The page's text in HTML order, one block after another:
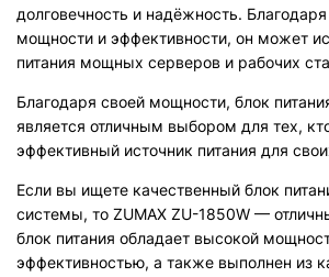
долговечность и надёжность.
мощности и эффективности, он может
питания мощных серверов и рабочих
Благодаря своей мощности, блок
является отличным выбором для тех,
эффективный источник питания для
Если вы ищете качественный блок
системы, то ZUMAX ZU-1850W —
блок питания обладает высокой
эффективностью, а также выполнен из